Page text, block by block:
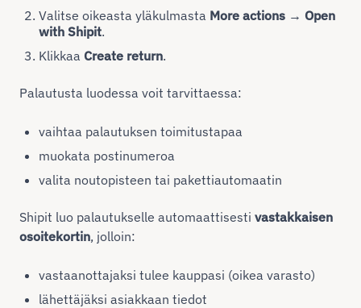
Valitse oikeasta yläkulmasta More actions → Open
with Shipit.
Klikkaa Create return.
Palautusta luodessa voit tarvittaessa:
vaihtaa palautuksen toimitustapaa
muokata postinumeroa
valita noutopisteen tai pakettiautomaatin
Shipit luo palautukselle automaattisesti vastakkaisen
osoitekortin, jolloin:
vastaanottajaksi tulee kauppasi (oikea varasto)
lähettäjäksi asiakkaan tiedot